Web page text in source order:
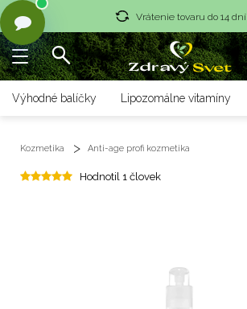
Vrátenie tovaru do 14 dní
Rýchle dodanie <36 hod
Rýchle dodanie <36 hod
Výhodné balíčky Lipozomálne vitamíny
Kozmetika Anti-age profi kozmetika
Hodnotil 1 človek